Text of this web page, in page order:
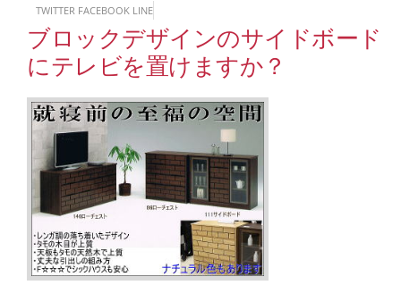
TWITTER FACEBOOK LINE
ブロックデザインのサイドボード
にテレビを置けますか？